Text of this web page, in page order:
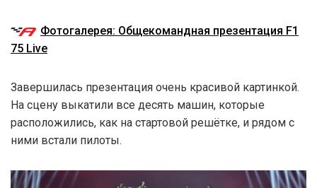
Фотогалерея: Общекомандная презентация F1
75 Live
Завершилась презентация очень красивой картинкой.
На сцену выкатили все десять машин, которые
расположились, как на стартовой решётке, и рядом с
ними встали пилоты.